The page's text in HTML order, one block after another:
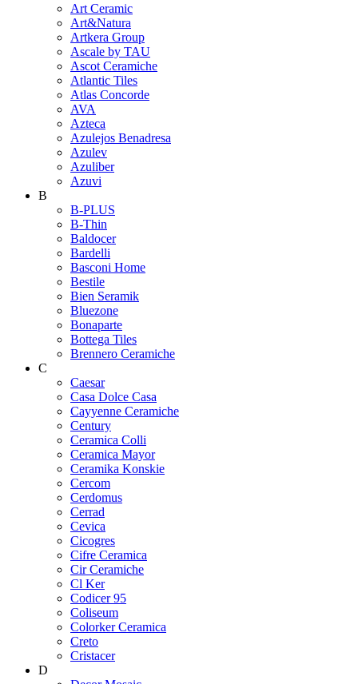
Art Ceramic
Art&Natura
Artkera Group
Ascale by TAU
Ascot Ceramiche
Atlantic Tiles
Atlas Concorde
AVA
Azteca
Azulejos Benadresa
Azulev
Azuliber
Azuvi
B
B-PLUS
B-Thin
Baldocer
Bardelli
Basconi Home
Bestile
Bien Seramik
Bluezone
Bonaparte
Bottega Tiles
Brennero Ceramiche
C
Caesar
Casa Dolce Casa
Cayyenne Ceramiche
Century
Ceramica Colli
Ceramica Mayor
Ceramika Konskie
Cercom
Cerdomus
Cerrad
Cevica
Cicogres
Cifre Ceramica
Cir Ceramiche
Cl Ker
Codicer 95
Coliseum
Colorker Ceramica
Creto
Cristacer
D